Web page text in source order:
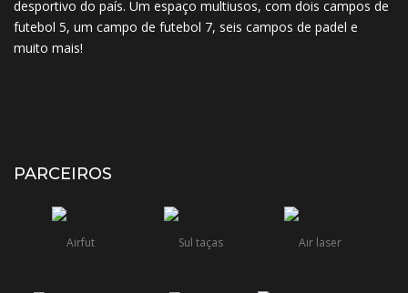
desportivo do país. Um espaço multiusos, com dois campos de
futebol 5, um campo de futebol 7, seis campos de padel e
muito mais!
PARCEIROS